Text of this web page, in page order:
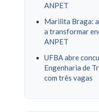
ANPET
Marilita Braga:
a transformar
ANPET
UFBA abre
Engenharia de
com três vagas